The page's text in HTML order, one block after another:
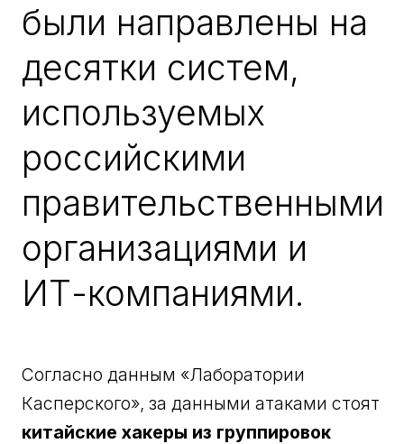
были направлены на
десятки систем,
используемых
российскими
правительственными
организациями и
ИТ-компаниями.
Согласно данным «Лаборатории
Касперского», за данными атаками стоят
китайские хакеры из группировок